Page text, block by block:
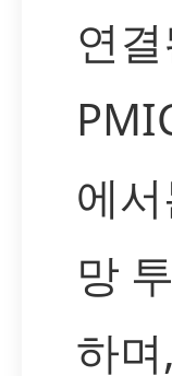
연
에
망
하